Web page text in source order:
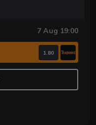
7 Aug 19:00
1.80